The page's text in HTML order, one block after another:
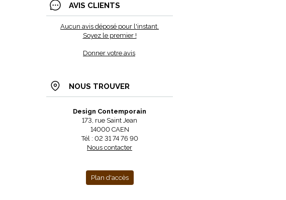
AVIS CLIENTS
Aucun avis déposé pour l'instant.
Soyez le premier !
Donner votre avis
NOUS TROUVER
Design Contemporain
173, rue Saint Jean
14000 CAEN
Tél : 02 31 74 76 90
Nous contacter
Plan d'accès